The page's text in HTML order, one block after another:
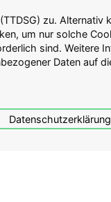
Datenschutzerklärung